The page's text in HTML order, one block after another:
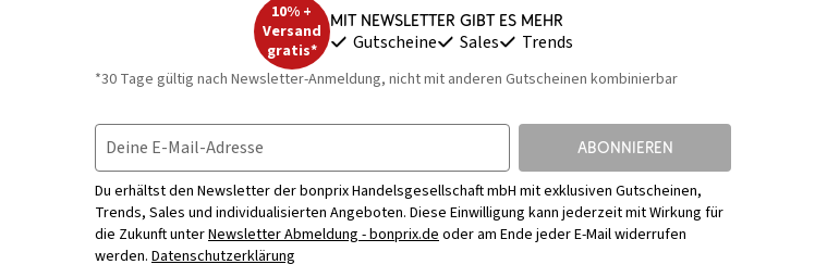
10% +
Versand
gratis*
Mit Newsletter gibt es mehr
Gutscheine Sales Trends
*30 Tage gültig nach Newsletter-Anmeldung, nicht mit anderen Gutscheinen kombinierbar
Deine E-Mail-Adresse ABONNIEREN
Du erhältst den Newsletter der bonprix Handelsgesellschaft mbH mit exklusiven Gutscheinen,
Trends, Sales und individualisierten Angeboten. Diese Einwilligung kann jederzeit mit Wirkung für
die Zukunft unterNewsletter Abmeldung - bonprix.deoder am Ende jeder E-Mail widerrufen
werden. Datenschutzerklärung